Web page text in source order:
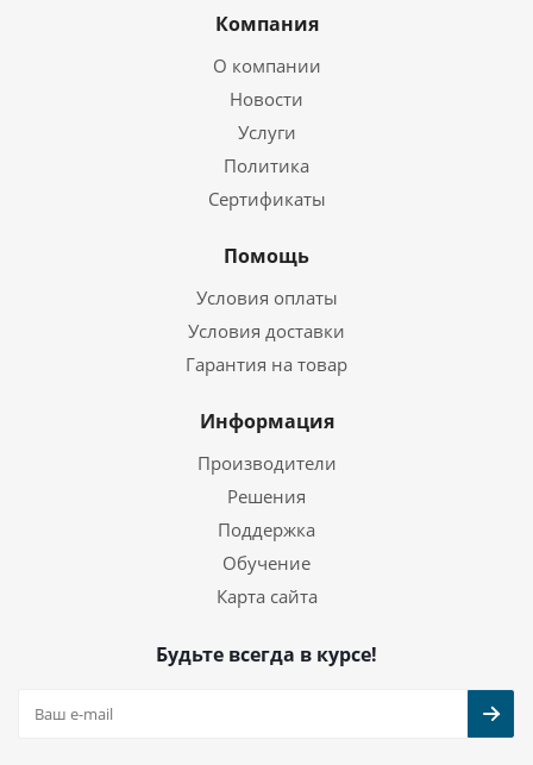
Компания
О компании
Новости
Услуги
Политика
Сертификаты
Помощь
Условия оплаты
Условия доставки
Гарантия на товар
Информация
Производители
Решения
Поддержка
Обучение
Карта сайта
Будьте всегда в курсе!